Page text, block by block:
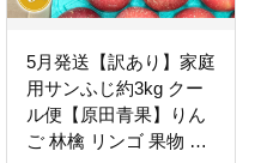
5月発送【訳あり】家庭
用サンふじ約3kg クー
ル便【原田青果】りん
ご 林檎 リンゴ 果物 く